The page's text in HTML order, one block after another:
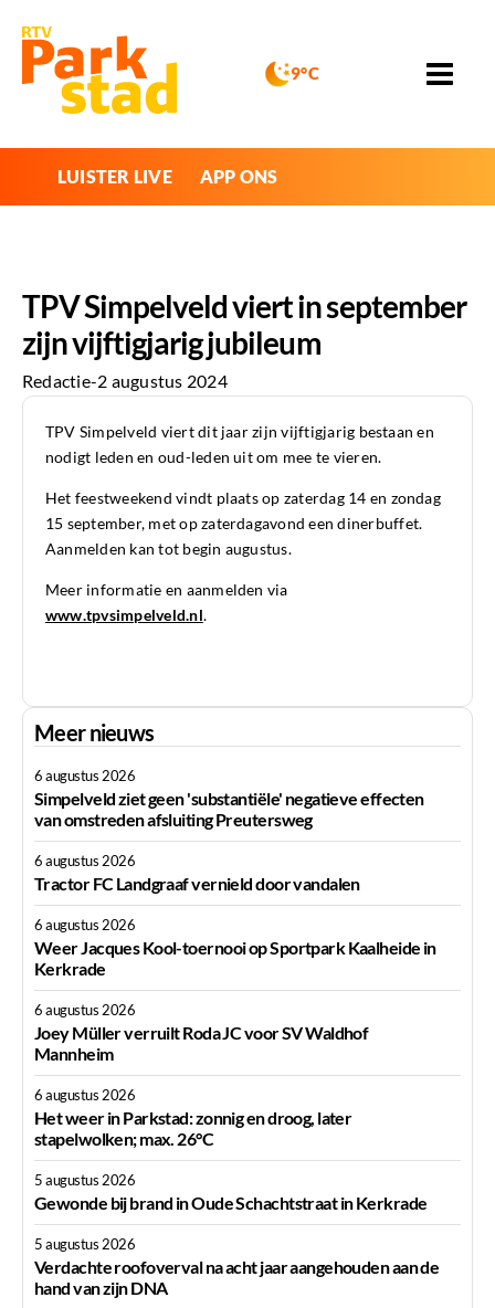
9°C
LUISTER LIVE APP ONS
TPV Simpelveld viert in september
zijn vijftigjarig jubileum
Redactie-2 augustus 2024
TPV Simpelveld viert dit jaar zijn vijftigjarig bestaan en
nodigt leden en oud-leden uit om mee te vieren.
Het feestweekend vindt plaats op zaterdag 14 en zondag
15 september, met op zaterdagavond een dinerbuffet.
Aanmelden kan tot begin augustus.
Meer informatie en aanmelden via
www.tpvsimpelveld.nl.
Meer nieuws
6 augustus 2026
Simpelveld ziet geen 'substantiële' negatieve effecten
van omstreden afsluiting Preutersweg
6 augustus 2026
Tractor FC Landgraaf vernield door vandalen
6 augustus 2026
Weer Jacques Kool-toernooi op Sportpark Kaalheide in
Kerkrade
6 augustus 2026
Joey Müller verruilt Roda JC voor SV Waldhof
Mannheim
6 augustus 2026
Het weer in Parkstad: zonnig en droog, later
stapelwolken; max. 26°C
5 augustus 2026
Gewonde bij brand in Oude Schachtstraat in Kerkrade
5 augustus 2026
Verdachte roofoverval na acht jaar aangehouden aan de
hand van zijn DNA